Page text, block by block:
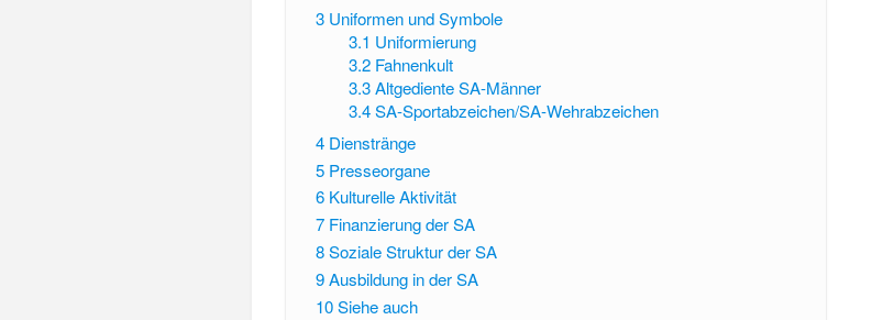
3 Uniformen und Symbole
3.1 Uniformierung
3.2 Fahnenkult
3.3 Altgediente SA-Männer
3.4 SA-Sportabzeichen/SA-Wehrabzeichen
4 Dienstränge
5 Presseorgane
6 Kulturelle Aktivität
7 Finanzierung der SA
8Soziale Struktur der SA
9Ausbildung in der SA
10Siehe auch